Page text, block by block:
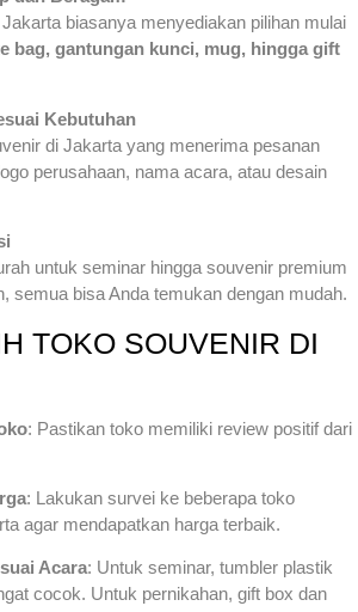
biasanya menyediakan pilihan mulai
bag, gantungan kunci, mug, hingga gift
Kebutuhan
di Jakarta yang menerima pesanan
perusahaan, nama acara, atau desain
untuk seminar hingga souvenir premium
semua bisa Anda temukan dengan mudah.
TOKO SOUVENIR DI
: Pastikan toko memiliki review positif dari
: Lakukan survei ke beberapa toko
agar mendapatkan harga terbaik.
Acara: Untuk seminar, tumbler plastik
cocok. Untuk pernikahan, gift box dan